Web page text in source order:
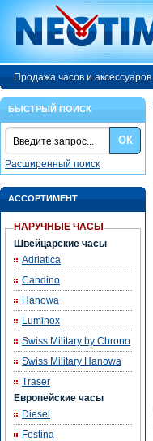
Продажа часов и аксессуаров
БЫСТРЫЙ ПОИСК
ОК
Расширенный поиск
АССОРТИМЕНТ
НАРУЧНЫЕ ЧАСЫ
Швейцарские часы
Adriatica
Candino
Hanowa
Luminox
Swiss Military by Chrono
Swiss Military Hanowa
Traser
Европейские часы
Diesel
Festina